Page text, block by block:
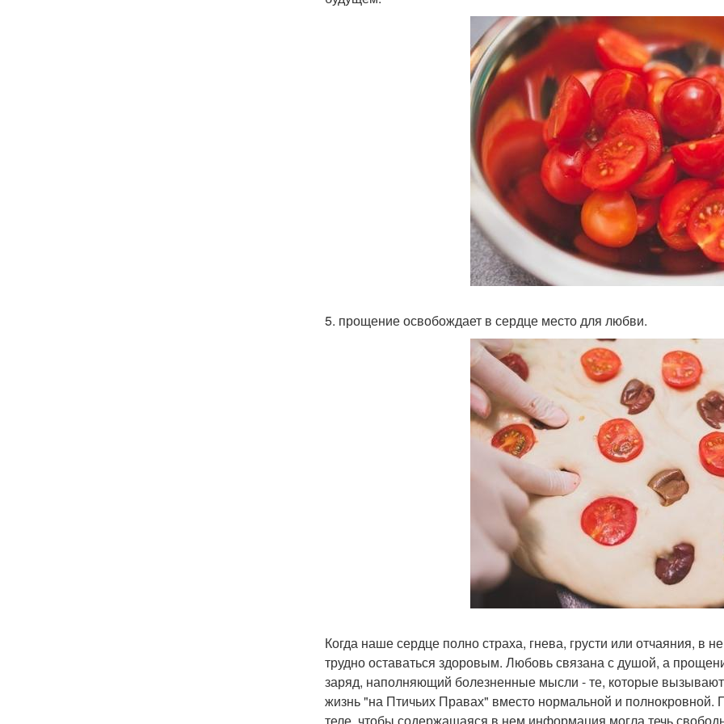
5. прощение освобождает в сердце место для любви.
Когда наше сердце полно страха, гнева, грусти или отчаяния, в
трудно оставаться здоровым. Любовь связана с душой, а
заряд, наполняющий болезненные мысли - те, которые
жизнь "на Птичьих Правах" вместо нормальной и полнокровной.